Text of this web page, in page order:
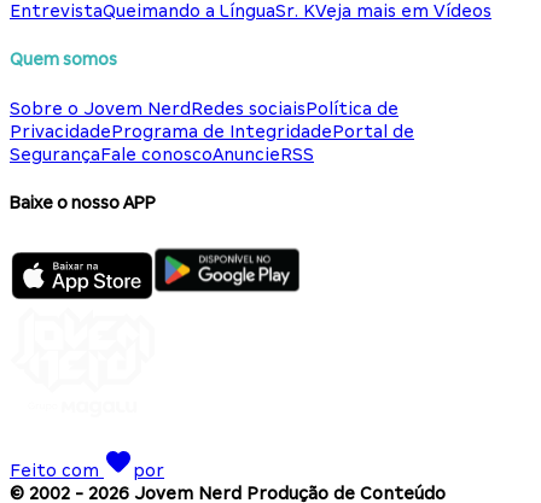
EntrevistaQueimando a LínguaSr. KVeja mais em Vídeos
Quem somos
Sobre o Jovem NerdRedes sociaisPolítica de
PrivacidadePrograma de IntegridadePortal de
SegurançaFale conoscoAnuncieRSS
Baixe o nosso APP
Feito com
por
© 2002 - 2026 Jovem Nerd Produção de Conteúdo